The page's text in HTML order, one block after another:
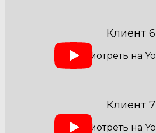
Клиент 6
Клиент 7